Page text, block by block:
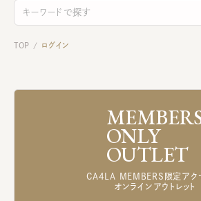
TOP / ログイン
ONLY
OUTLET
CA4LA MEMBERS限定アク
オンラインアウトレット